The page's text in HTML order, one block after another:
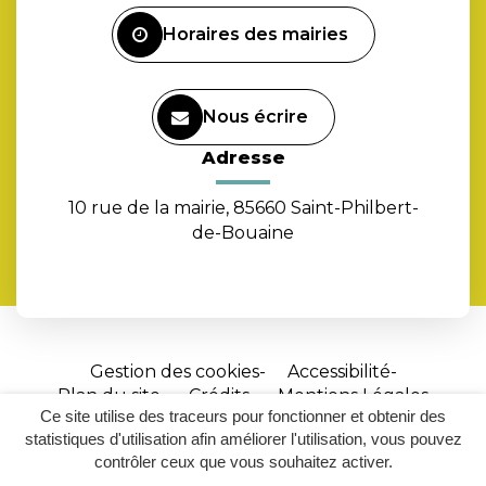
Ce site utilise des traceurs pour fonctionner et obtenir des
statistiques d'utilisation afin améliorer l'utilisation, vous pouvez
contrôler ceux que vous souhaitez activer.
Horaires des mairies
Nous écrire
Adresse
10 rue de la mairie, 85660 Saint-Philbert-
de-Bouaine
Gestion des cookies
Accessibilité
Plan du site
Crédits
Mentions Légales
Site
réalisé